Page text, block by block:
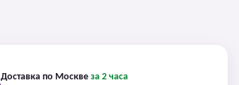
Доставка по Москве за 2 часа